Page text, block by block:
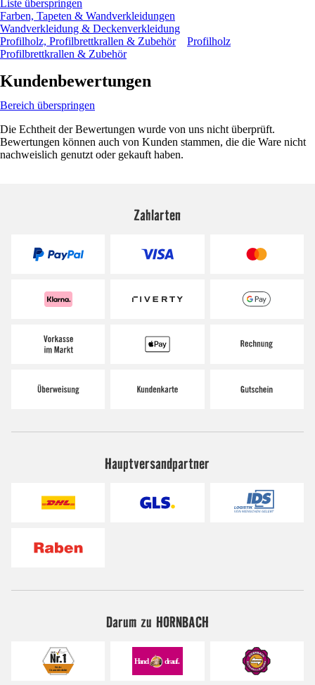
Liste überspringen
Farben, Tapeten & Wandverkleidungen
Wandverkleidung & Deckenverkleidung
Profilholz, Profilbrettkrallen & Zubehör
Profilholz
Profilbrettkrallen & Zubehör
Kundenbewertungen
Bereich überspringen
Die Echtheit der Bewertungen wurde von uns nicht überprüft.
Bewertungen können auch von Kunden stammen, die die Ware nicht
nachweislich genutzt oder gekauft haben.
Zahlarten
Hauptversandpartner
Darum zu HORNBACH